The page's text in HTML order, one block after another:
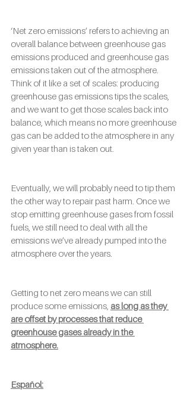
‘Net zero emissions’ refers to achieving an
overall balance between greenhouse gas
emissions produced and greenhouse gas
emissions taken out of the atmosphere.
Think of it like a set of scales: producing
greenhouse gas emissions tips the scales,
and we want to get those scales back into
balance, which means no more greenhouse
gas can be added to the atmosphere in any
given year than is taken out.
Eventually, we will probably need to tip them
the other way to repair past harm. Once we
stop emitting greenhouse gases from fossil
fuels, we still need to deal with all the
emissions we’ve already pumped into the
atmosphere over the years.
Getting to net zero means we can still
produce some emissions, as long as they
are offset by processes that reduce
greenhouse gases already in the
atmosphere.
Español: